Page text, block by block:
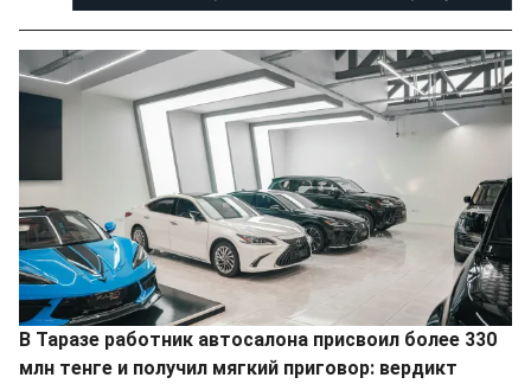
В Таразе работник автосалона присвоил более 330
млн тенге и получил мягкий приговор: вердикт